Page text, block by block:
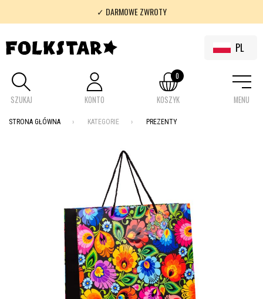
✓ DARMOWE ZWROTY
✓ 100% FOLKLOR
PL
SZUKAJ KONTO KOSZYK
0
MENU
STRONA GŁÓWNA KATEGORIE PREZENTY